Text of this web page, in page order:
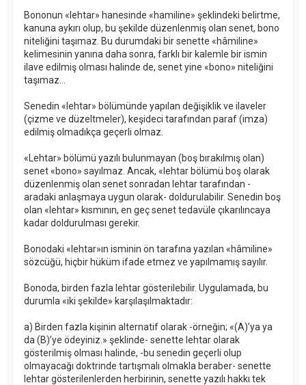
Bononun «lehtar» hanesinde «hamiline» şeklindeki belirtme,
kanuna aykırı olup, bu şekilde düzenlenmiş olan senet, bono
niteliğini taşımaz. Bu durumdaki bir senette «hâmiline»
kelimesinin yanına daha sonra, farklı bir kalemle bir ismin
ilave edilmiş olması halinde de, senet yine «bono» niteliğini
taşımaz...
Senedin «lehtar» bölümünde yapılan değişiklik ve ilaveler
(çizme ve düzeltmeler), keşideci tarafından paraf (imza)
edilmiş olmadıkça geçerli olmaz.
«Lehtar» bölümü yazılı bulunmayan (boş bırakılmış olan)
senet «bono» sayılmaz. Ancak, «lehtar bölümü boş olarak
düzenlenmiş olan senet sonradan lehtar tarafından -
aradaki anlaşmaya uygun olarak- doldurulabilir. Senedin boş
olan «lehtar» kısmının, en geç senet tedavüle çıkarılıncaya
kadar doldurulması gerekir.
Bonodaki «lehtar»ın isminin ön tarafına yazılan «hâmiline»
sözcüğü, hiçbir hüküm ifade etmez ve yapılmamış sayılır.
Bonoda, birden fazla lehtar gösterilebilir. Uygulamada, bu
durumla «iki şekilde» karşılaşılmaktadır:
a) Birden fazla kişinin alternatif olarak -örneğin; «(A)’ya ya
da (B)’ye ödeyiniz.» şeklinde- senette lehtar olarak
gösterilmiş olması halinde, -bu senedin geçerli olup
olmayacağı doktrinde tartışmalı olmakla beraber- senette
lehtar gösterilenlerden herbirinin, senette yazılı hakkı tek